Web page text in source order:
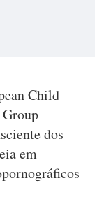
Child
dos
em